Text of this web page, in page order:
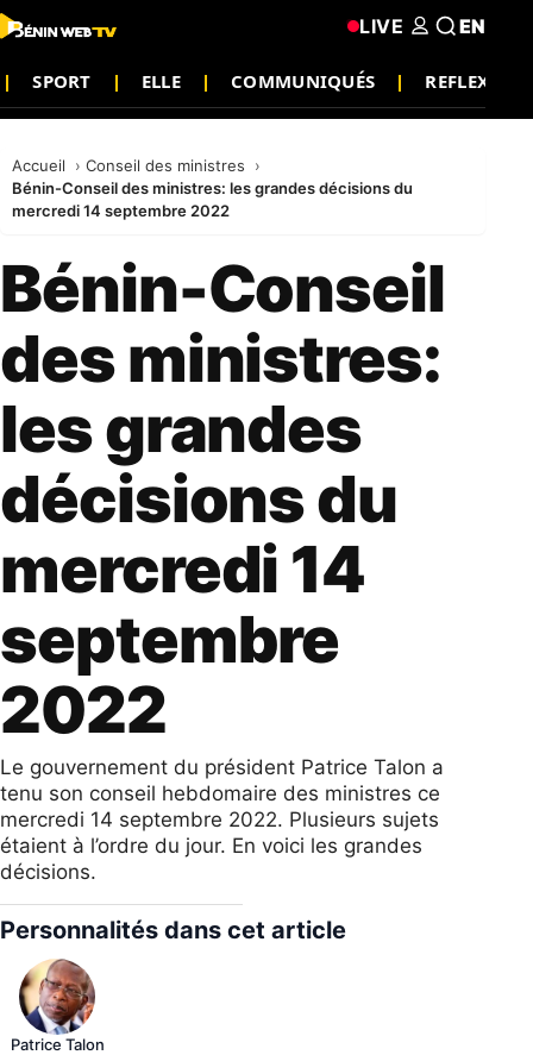
SPORT ELLE COMMUNIQUÉS REFLEXION
LIVE EN
Accueil
Conseil des ministres
Bénin-Conseil des ministres: les grandes décisions du
mercredi 14 septembre 2022
Bénin-Conseil
des ministres:
les grandes
décisions du
mercredi 14
septembre
2022
Le gouvernement du président Patrice Talon a
tenu son conseil hebdomaire des ministres ce
mercredi 14 septembre 2022. Plusieurs sujets
étaient à l’ordre du jour. En voici les grandes
décisions.
Personnalités dans cet article
Patrice Talon